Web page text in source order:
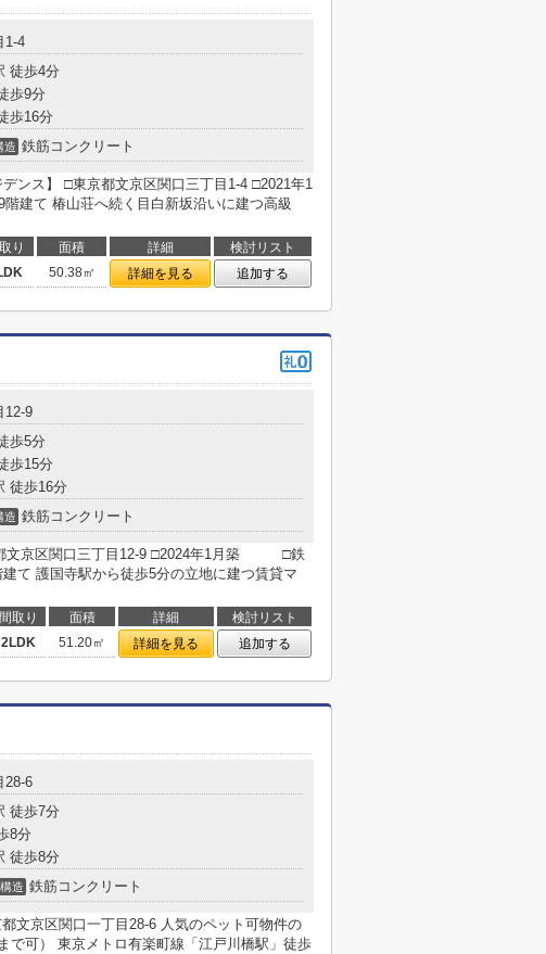
1-4
徒歩4分
歩9分
歩16分
造 鉄筋コンクリート
デンス】 □東京都文京区関口三丁目1-4 □2021年1
建て 椿山荘へ続く目白新坂沿いに建つ高級
り 面積 詳細
検討リスト
50.38㎡ 詳細を見る 追加する
12-9
歩5分
歩15分
徒歩16分
造 鉄筋コンクリート
文京区関口三丁目12-9 □2024年1月築 □鉄
て 護国寺駅から徒歩5分の立地に建つ賃貸マ
間取り 面積 詳細
検討リスト
2LDK 51.20㎡ 詳細を見る 追加する
28-6
徒歩7分
8分
徒歩8分
構造 鉄筋コンクリート
文京区関口一丁目28-6 人気のペット可物件の
で可） 東京メトロ有楽町線「江戸川橋駅」徒歩